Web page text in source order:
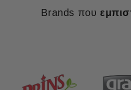
Brands που